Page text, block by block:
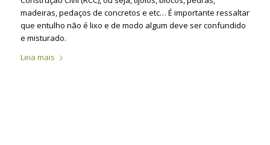
madeiras, pedaços de concretos e etc… É importante ressaltar
que entulho não é lixo e de modo algum deve ser confundido
e misturado.
Leia mais